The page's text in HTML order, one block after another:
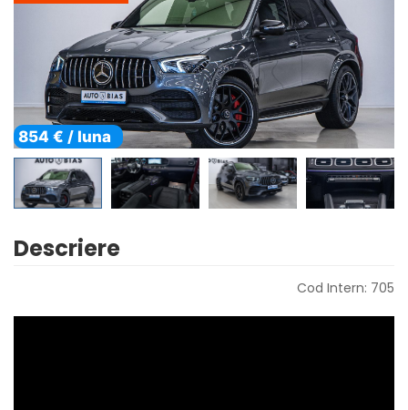
854 € / luna
Descriere
Cod Intern: 705